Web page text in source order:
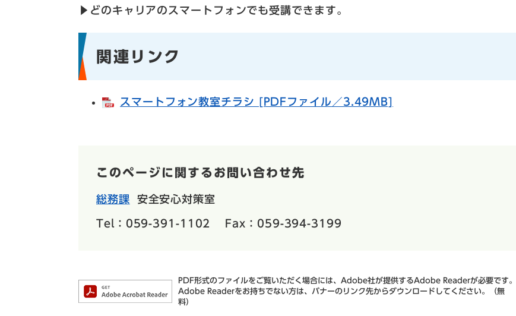
▶どのキャリアのスマートフォンでも受講できます。
関連リンク
スマートフォン教室チラシ [PDFファイル／3.49MB]
このページに関するお問い合わせ先
総務課 安全安心対策室
Tel：059-391-1102 Fax：059-394-3199
PDF形式のファイルをご覧いただく場合には、Adobe社が提供するAdobe Readerが必要です。
Adobe Readerをお持ちでない方は、バナーのリンク先からダウンロードしてください。（無
料）